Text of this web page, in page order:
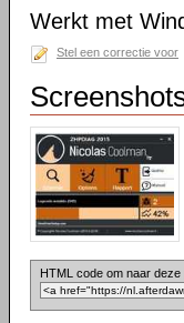
Werkt met
Stel een correctie voor
HTML code om naar deze